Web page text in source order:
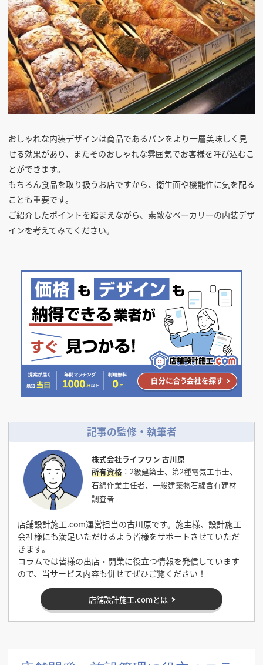
おしゃれな内装デザインは商品であるパンをより一層美味しく見
せる効果があり、またそのおしゃれな雰囲気でお客様を呼び込むこ
とができます。
もちろん食品を取り扱うお店ですから、衛生面や機能性に気を配る
ことも重要です。
ご紹介したポイントを踏まえながら、素敵なベーカリーの内装デザ
インを考えてみてください。
記事の監修・執筆者
株式会社ライフワン 古川原
所有資格 ：2級建築士、第2種電気工事士、
石綿作業主任者、一般建築物石綿含有建材
調査者
店舗設計施工.com運営担当の古川原です。施主様、設計施工
会社様にも満足いただけるよう皆様をサポートさせていただ
きます。
コラムでは皆様の出店・開業に役立つ情報を発信しています
ので、当サービス内容も併せてぜひご覧ください！
店舗設計施工.comとは